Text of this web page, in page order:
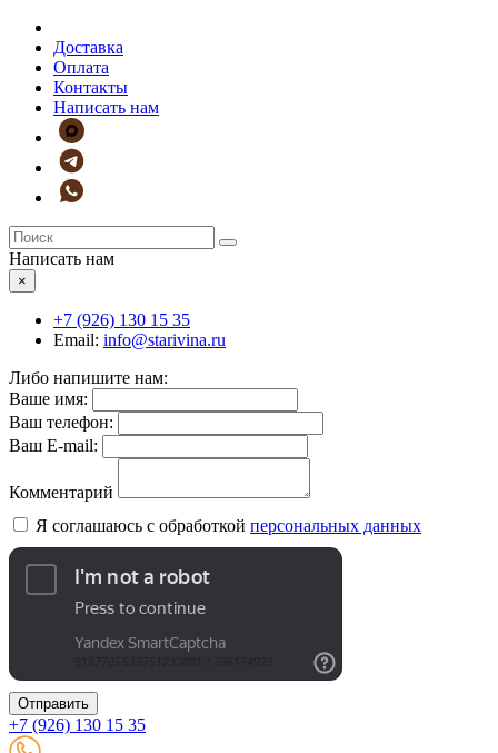
Доставка
Оплата
Контакты
Написать нам
Написать нам
×
+7 (926) 130 15 35
Email: info@starivina.ru
Либо напишите нам:
Ваше имя:
Ваш телефон:
Ваш E-mail:
Комментарий
Я соглашаюсь с обработкой персональных данных
Отправить
+7 (926) 130 15 35